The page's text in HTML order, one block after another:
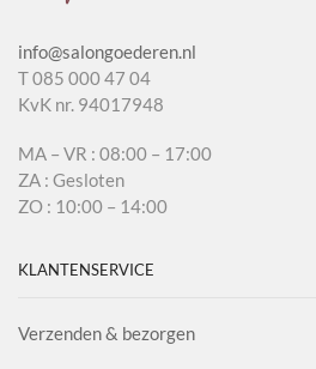
info@salongoederen.nl
T 085 000 47 04
KvK nr. 94017948
MA – VR : 08:00 – 17:00
ZA : Gesloten
ZO : 10:00 – 14:00
KLANTENSERVICE
Verzenden & bezorgen